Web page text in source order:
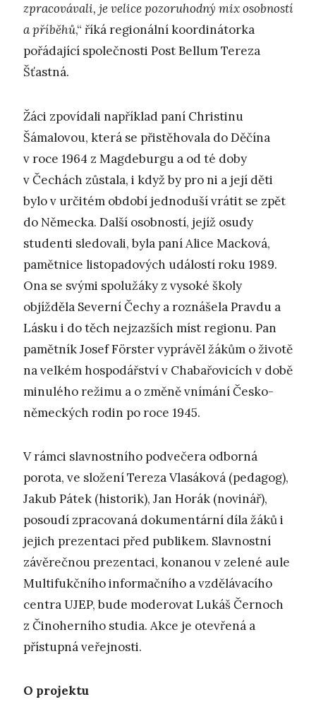
zpracovávali, je velice pozoruhodný mix osobností
a příběhů,“ říká regionální koordinátorka
pořádající společnosti Post Bellum Tereza
Šťastná.
Žáci zpovídali například paní Christinu
Šámalovou, která se přistěhovala do Děčína
v roce 1964 z Magdeburgu a od té doby
v Čechách zůstala, i když by pro ni a její děti
bylo v určitém období jednoduší vrátit se zpět
do Německa. Další osobností, jejíž osudy
studenti sledovali, byla paní Alice Macková,
pamětnice listopadových událostí roku 1989.
Ona se svými spolužáky z vysoké školy
objížděla Severní Čechy a roznášela Pravdu a
Lásku i do těch nejzazších míst regionu. Pan
pamětník Josef Förster vyprávěl žákům o životě
na velkém hospodářství v Chabařovicích v době
minulého režimu a o změně vnímání Česko-
německých rodin po roce 1945.
V rámci slavnostního podvečera odborná
porota, ve složení Tereza Vlasáková (pedagog),
Jakub Pátek (historik), Jan Horák (novinář),
posoudí zpracovaná dokumentární díla žáků i
jejich prezentaci před publikem. Slavnostní
závěrečnou prezentaci, konanou v zelené aule
Multifukčního informačního a vzdělávacího
centra UJEP, bude moderovat Lukáš Černoch
z Činoherního studia. Akce je otevřená a
přístupná veřejnosti.
O projektu